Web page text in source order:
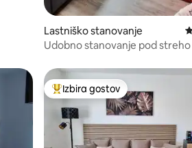
Lastniško stanovanje
Udobno stanovanje pod streho
»Izbira gostov«
Najbolj priljubljena prenočišča
Izbira gostov